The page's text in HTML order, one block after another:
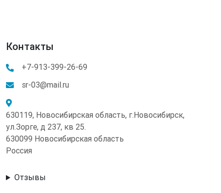
Контакты
+7-913-399-26-69
sr-03@mail.ru
630119, Новосибирская область, г.Новосибирск,
ул.Зорге, д 237, кв 25.
630099 Новосибирская область
Россия
Отзывы